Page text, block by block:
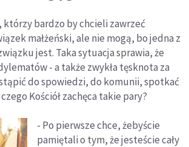
którzy bardzo by chcieli zawrzeć
małżeński, ale nie mogą, bo jedna z
jest. Taka sytuacja sprawia, że
- a także zwykła tęsknota za
do spowiedzi, do komunii, spotkać
Kościół zachęca takie pary?
- Po pierwsze chce, żebyście
pamiętali o tym, że jesteście cały